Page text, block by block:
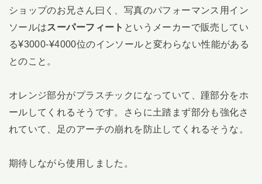
ショップのお兄さん曰く、写真のパフォーマンス用イン
ソールはスーパーフィート というメーカーで販売してい
る¥3000-¥4000位のインソールと変わらない性能がある
とのこと。
オレンジ部分がプラスチックになっていて、踵部分をホ
ールしてくれるそうです。さらに土踏まず部分も強化さ
れていて、足のアーチの崩れを防止してくれるそうな。
期待しながら使用しました。